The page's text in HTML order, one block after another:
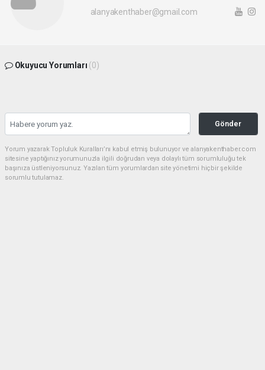
alanyakenthaber@gmail.com
Okuyucu Yorumları (0)
Gönder
Yorum yazarak Topluluk Kuralları’nı kabul etmiş bulunuyor ve alanyakenthaber.com
sitesine yaptığınız yorumunuzla ilgili doğrudan veya dolaylı tüm sorumluluğu tek
başınıza üstleniyorsunuz. Yazılan tüm yorumlardan site yönetimi hiçbir şekilde
sorumlu tutulamaz.